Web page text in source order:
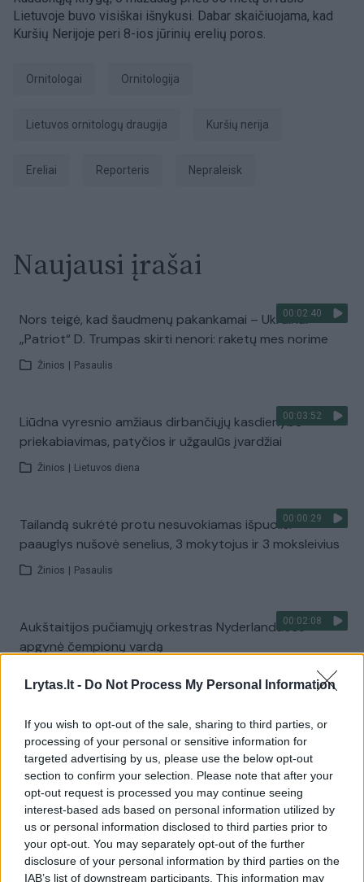
Lrytas.lt - Do Not Process My Personal Information
If you wish to opt-out of the sale, sharing to third parties, or
processing of your personal or sensitive information for
targeted advertising by us, please use the below opt-out
section to confirm your selection. Please note that after your
opt-out request is processed you may continue seeing
interest-based ads based on personal information utilized by
us or personal information disclosed to third parties prior to
your opt-out. You may separately opt-out of the further
disclosure of your personal information by third parties on the
IAB’s list of downstream participants. This information may
Lietuvoje buvo visiškai išnykusi. Dabar skaičiuojama, kad
Kuršių Nerijoje peri 8-ios jūrinių erelių poros.
ornitologai ornitologija
Lietuvos ornitologų draugija Kuršių nerija
ereliai Reporteris nepraleisk
Naujausi įrašai
00:02:40
Nors teigė, kad šaudmenų pakankamai – Ukrainai
„Patriot“ D. Trumpas skirti nenori: raketų mes norime
Žinios Pasaulis
00:03:52
Liūdna vyresnio amžiaus dirbančiųjų kasdienybė –
priekabiavimas, patyčios ir užgaulūs įvardžiai
Žinios Lietuvos diena
00:00:29
Tailandą sukrėtė protu nesuvokiamas išpuolis:
paauglys nušovė senelius, 3 mokytojus ir 3 moksleivius
Žinios Pasaulis
00:02:08
Aukštaitijos pučiamųjų orkestras Nyderlanduose
apgynė čempionų vardą
Visi įrašai
Žiūrimiausi įrašai
00:00:30
Vaizdai iš tragiškos avarijos Vilniaus r.: dviejų moterų ir